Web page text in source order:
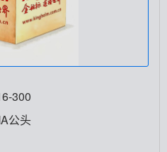
300
公头